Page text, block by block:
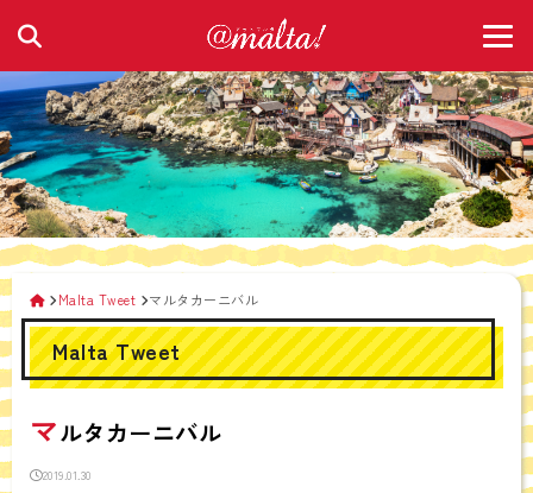
Malta Tweet マルタカーニバル
Malta Tweet
マルタカーニバル
2019.01.30